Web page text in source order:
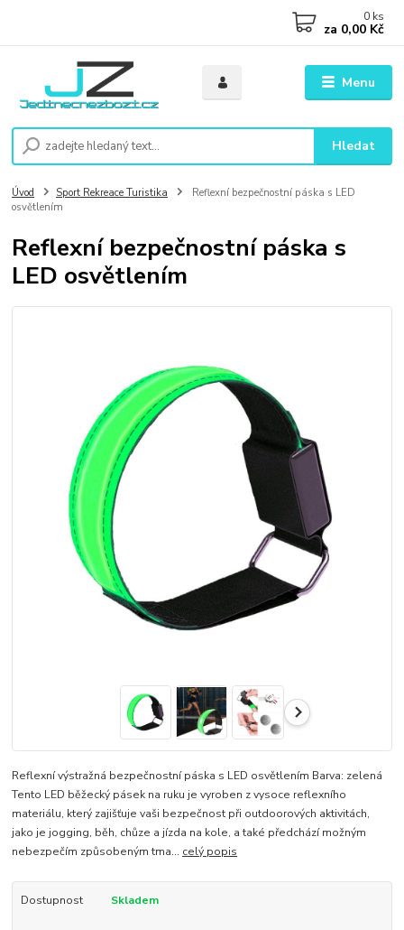
Menu
Hledat
0 ks
za 0,00 Kč
Úvod Sport Rekreace Turistika
Reflexní bezpečnostní páska s LED
osvětlením
Reflexní bezpečnostní páska s
LED osvětlením
Reflexní výstražná bezpečnostní páska s LED osvětlením Barva: zelená
Tento LED běžecký pásek na ruku je vyroben z vysoce reflexního
materiálu, který zajišťuje vaši bezpečnost při outdoorových aktivitách,
jako je jogging, běh, chůze a jízda na kole, a také předchází možným
nebezpečím způsobeným tma... celý popis
Dostupnost Skladem